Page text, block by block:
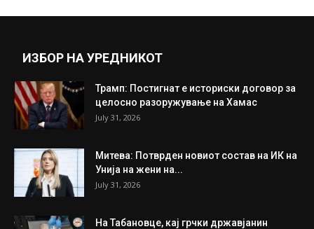
ИЗБОР НА УРЕДНИКОТ
Трамп: Постигнат е историски договор за
целосно разоружување на Хамас
July 31, 2026
Митева: Потврден новиот состав на ИК на
Унија на жени на...
July 31, 2026
На Табановце, кај грчки државјанин